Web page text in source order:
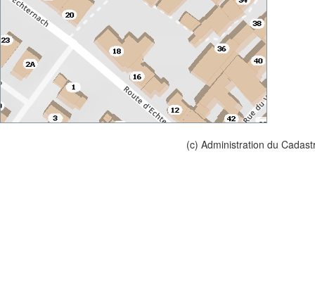
(c) Administration du